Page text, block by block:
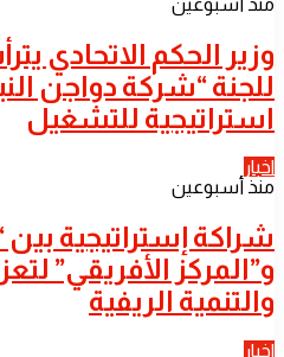
وزير الحكم الاتحادي
للجنة “شركة دواجن
استراتيجية للتشغيل
اخبار
منذ أسبوعين
شراكة إستراتيجية بين
و”المركز الأفريقي”
والتنمية الريفية
اخبار